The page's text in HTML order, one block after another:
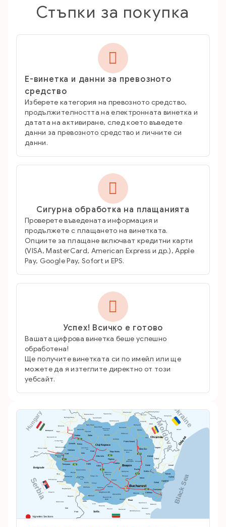
Стъпки за покупка

Е-винетка и данни за превозното
средство
Изберете категория на превозното средство,
продължителността на електронната винетка и
датата на активиране, след което въведете
данни за превозното средство и личните си
данни.

Сигурна обработка на плащанията
Проверете въведената информация и
продължете с плащането на винетката.
Опциите за плащане включват кредитни карти
(VISA, MasterCard, American Express и др.), Apple
Pay, Google Pay, Sofort и EPS.

Успех! Всичко е готово
Вашата цифрова винетка беше успешно
обработена!
Ще получите винетката си по имейл или ще
можете да я изтеглите директно от този
уебсайт.